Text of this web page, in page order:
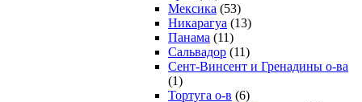
Мексика (53)
Никарагуа (13)
Панама (11)
Сальвадор (11)
Сент-Винсент и Гренадины о-ва
(1)
Тортуга о-в (6)